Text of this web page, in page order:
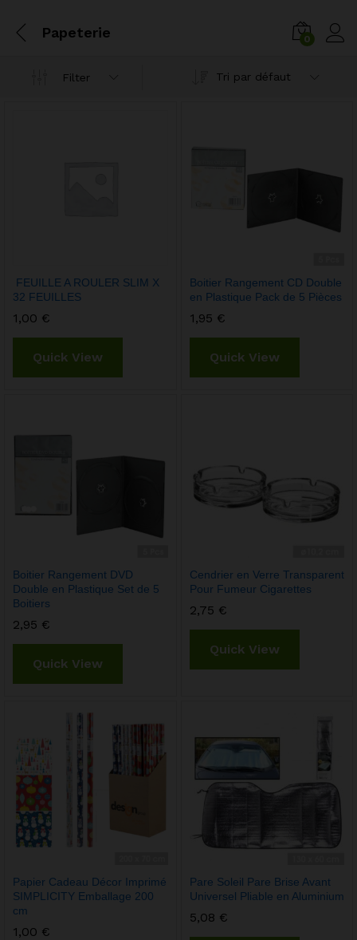
Papeterie 0
Filter Tri par défaut
FEUILLE A ROULER SLIM X
32 FEUILLES
1,00 €
Quick View
Boitier Rangement CD Double
en Plastique Pack de 5 Pièces
1,95 €
Quick View
Boitier Rangement DVD
Double en Plastique Set de 5
Boitiers
2,95 €
Quick View
Cendrier en Verre Transparent
Pour Fumeur Cigarettes
2,75 €
Quick View
Papier Cadeau Décor Imprimé
SIMPLICITY Emballage 200
cm
1,00 €
Pare Soleil Pare Brise Avant
Universel Pliable en Aluminium
5,08 €